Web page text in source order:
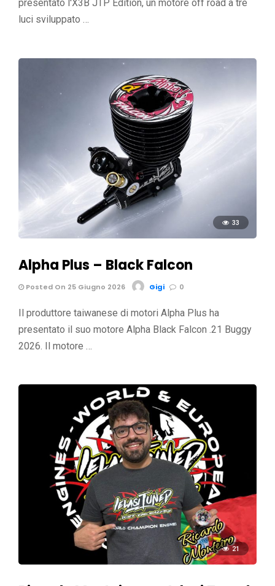
presentato l'X3B JTP Edition, un motore off road a tre
luci sviluppato …
33
Alpha Plus – Black Falcon
Posted On 25 Giugno 2026 Gigi 0
Il produttore taiwanese di motori Alpha Plus ha
presentato il suo motore Alpha Black Falcon .21 Buggy
2026. Il motore …
21